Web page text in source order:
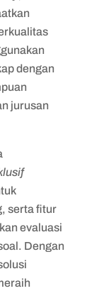
dengan
jurusan
serta fitur
evaluasi
Dengan